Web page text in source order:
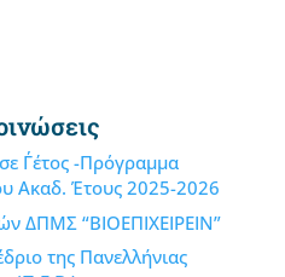
-Πρόγραμμα
Ακαδ. Έτους 2025-2026
ΔΠΜΣ “ΒΙΟΕΠΙΧΕΙΡΕΙΝ”
της Πανελλήνιας